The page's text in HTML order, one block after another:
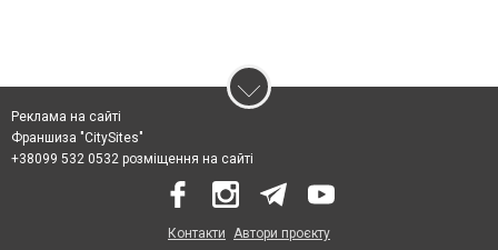
Реклама на сайті
Франшиза "CitySites"
+38099 532 0532 розміщення на сайті
Контакти Автори проєкту